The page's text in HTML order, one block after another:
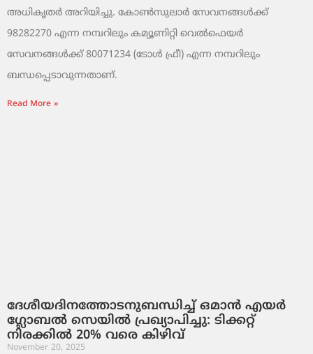
അധികൃതർ അറിയിച്ചു. കോൺസുലാർ സേവനങ്ങൾക്ക്
98282270 എന്ന നമ്പറിലും കമ്യൂണിറ്റി വെൽഫെയർ
സേവനങ്ങൾക്ക് 80071234 (ടോൾ ഫ്രീ) എന്ന നമ്പറിലും
ബന്ധപ്പെടാവുന്നതാണ്.
Read More »
ദേശീയദിനത്തോടനുബന്ധിച്ച് ഒമാൻ എയർ
ഗ്ലോബൽ സെയിൽ പ്രഖ്യാപിച്ചു: ടിക്കറ്റ്
നിരക്കിൽ 20% വരെ കിഴിവ്
November 20, 2025